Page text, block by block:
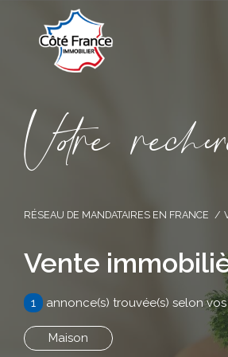
Vore rece
RÉSEAU DE MANDATAIRES EN FRANCE
Vente
1 annonce(s) trouvée(s) selon
Maison